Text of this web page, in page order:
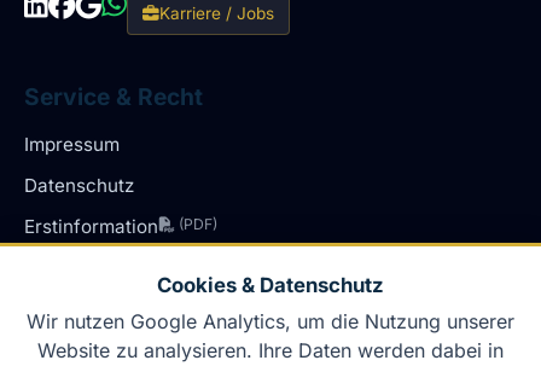
Karriere / Jobs
Service & Recht
Impressum
Datenschutz
Erstinformation
(PDF)
Schaden melden
Cookies & Datenschutz
Wir nutzen Google Analytics, um die Nutzung unserer
Website zu analysieren. Ihre Daten werden dabei in